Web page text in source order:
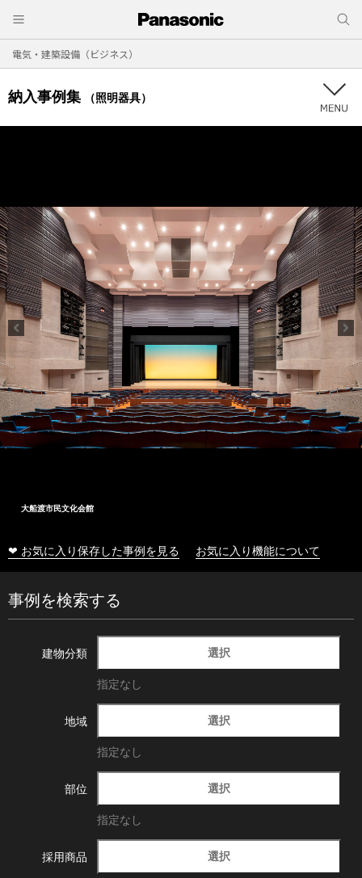
電気・建築設備（ビジネス）
納入事例集 （照明器具）
大船渡市民文化会館
❤ お気に入り保存した事例を見る お気に入り機能について
事例を検索する
建物分類 選択
指定なし
地域 選択
指定なし
部位 選択
指定なし
採用商品 選択